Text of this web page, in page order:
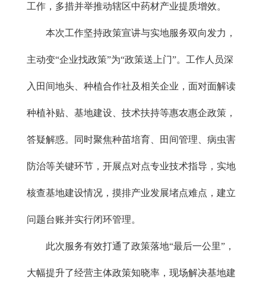
工作，多措并举推动辖区中药材产业提质增效。
本次工作坚持政策宣讲与实地服务双向发力，
主动变“企业找政策”为“政策送上门”。工作人员深
入田间地头、种植合作社及相关企业，面对面解读
种植补贴、基地建设、技术扶持等惠农惠企政策，
答疑解惑。同时聚焦种苗培育、田间管理、病虫害
防治等关键环节，开展点对点专业技术指导，实地
核查基地建设情况，摸排产业发展堵点难点，建立
问题台账并实行闭环管理。
此次服务有效打通了政策落地“最后一公里”，
大幅提升了经营主体政策知晓率，现场解决基地建